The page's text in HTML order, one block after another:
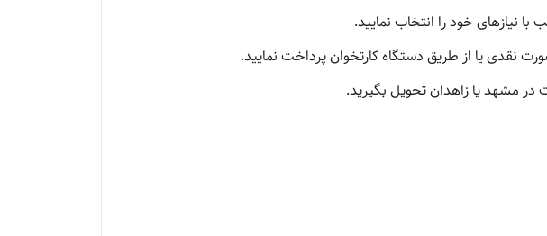
نیازهای خود را انتخاب نمایید.
نقدی یا از طریق دستگاه کارتخوان پرداخت نمایید.
در مشهد یا زاهدان تحویل بگیرید.